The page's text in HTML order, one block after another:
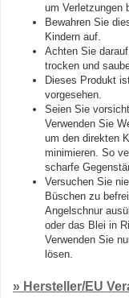
um Verletzungen
Bewahren Sie
Kindern auf.
Achten Sie
trocken und
Dieses Produkt
vorgesehen.
Seien Sie
Verwenden Sie
um den direkten
minimieren. So
scharfe
Versuchen Sie
Büschen zu
Angelschnur
oder das Blei in
Verwenden Sie
lösen.
» Hersteller/EU